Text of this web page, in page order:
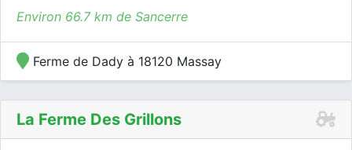
Environ 66.7 km de Sancerre
Ferme de Dady à 18120 Massay
La Ferme Des Grillons